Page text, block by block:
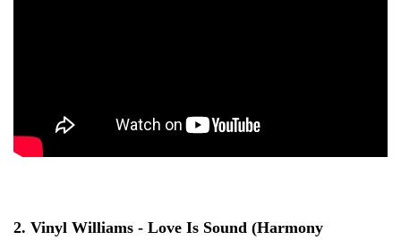
2. Vinyl Williams - Love Is Sound (Harmony